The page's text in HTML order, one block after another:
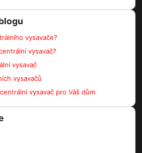
vysavače?
vysavač?
vysavač
vysavačů
vysavač pro Váš dům